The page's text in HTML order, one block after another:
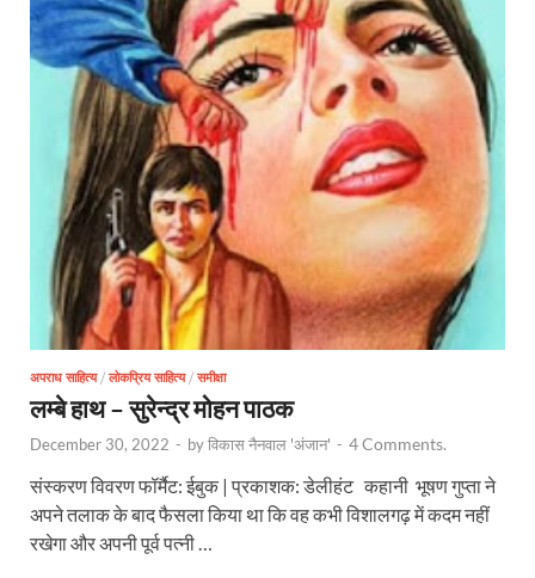
अपराध साहित्य/ लोकप्रिय साहित्य/ समीक्षा
लम्बे हाथ – सुरेन्द्र मोहन पाठक
December 30, 2022 - byविकास नैनवाल 'अंजान' - 4 Comments.
संस्करण विवरण फॉर्मैट: ईबुक | प्रकाशक: डेलीहंट कहानी भूषण गुप्ता ने
अपने तलाक के बाद फैसला किया था कि वह कभी विशालगढ़ में कदम नहीं
रखेगा और अपनी पूर्व पत्नी …